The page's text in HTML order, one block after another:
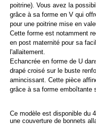
poitrine). Vous avez la
grâce à sa forme en V qui
pour une poitrine mise en
Cette forme est notamment
en post maternité pour sa
l'allaitement.
Echancrée en forme de U
drapé croisé sur le buste
amincissant. Cette pièce
grâce à sa forme emboîtante
Ce modèle est disponible du
une couverture de bonnets